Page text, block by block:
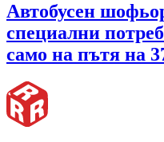
Автобусен
специални
само на пътя на